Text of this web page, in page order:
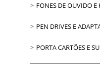
FONES DE OUVIDO
PEN DRIVES E
PORTA CARTÕES E